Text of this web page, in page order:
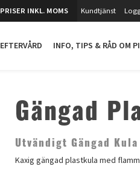
PRISER INKL. MOMS Kundtjänst
EFTERVÅRD INFO, TIPS & RÅD OM
Gängad
Utvändigt Gängad Kula
Kaxig gängad plastkula med